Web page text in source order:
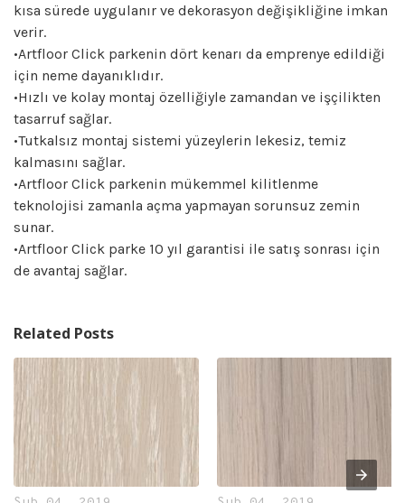
kısa sürede uygulanır ve dekorasyon değişikliğine imkan
verir.
•Artfloor Click parkenin dört kenarı da emprenye edildiği
için neme dayanıklıdır.
•Hızlı ve kolay montaj özelliğiyle zamandan ve işçilikten
tasarruf sağlar.
•Tutkalsız montaj sistemi yüzeylerin lekesiz, temiz
kalmasını sağlar.
•Artfloor Click parkenin mükemmel kilitlenme
teknolojisi zamanla açma yapmayan sorunsuz zemin
sunar.
•Artfloor Click parke 10 yıl garantisi ile satış sonrası için
de avantaj sağlar.
Related Posts